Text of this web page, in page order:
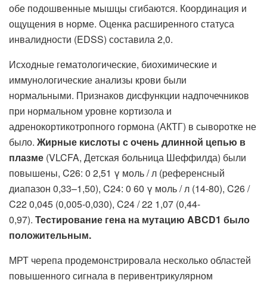
обе подошвенные мышцы сгибаются. Координация и
ощущения в норме. Оценка расширенного статуса
инвалидности (EDSS) составила 2,0.
Исходные гематологические, биохимические и
иммунологические анализы крови были
нормальными. Признаков дисфункции надпочечников
при нормальном уровне кортизола и
адренокортикотропного гормона (АКТГ) в сыворотке не
было. Жирные кислоты с очень длинной цепью в
плазме (VLCFA, Детская больница Шеффилда) были
повышены, C26: 0 2,51 γ моль / л (референсный
диапазон 0,33–1,50), C24: 0 60 γ моль / л (14-80), C26 /
C22 0,045 (0,005-0,030), C24 / 22 1,07 (0,44-
0,97). Тестирование гена на мутацию ABCD1 было
положительным.
МРТ черепа продемонстрировала несколько областей
повышенного сигнала в перивентрикулярном